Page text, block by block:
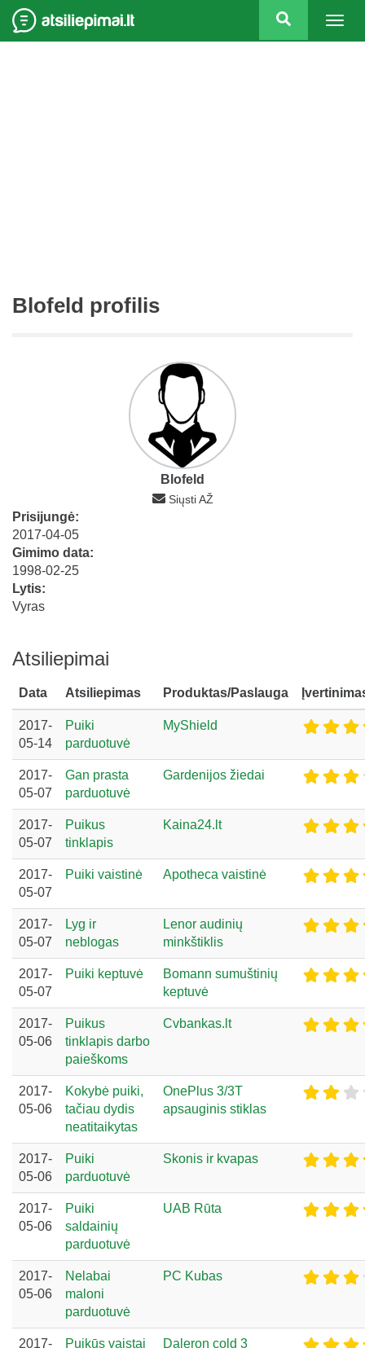
Blofeld profilis
Blofeld
Siųsti AŽ
Prisijungė:
2017-04-05
Gimimo data:
1998-02-25
Lytis:
Vyras
Atsiliepimai
Data Atsiliepimas Produktas/Paslauga
2017-
05-14
Puiki
parduotuvė
MyShield
2017-
05-07
Gan prasta
parduotuvė
Gardenijos žiedai
2017-
05-07
Puikus
tinklapis
Kaina24.lt
2017-
05-07
Puiki vaistinė Apotheca vaistinė
2017-
05-07
Lyg ir
neblogas
Lenor audinių
minkštiklis
2017-
05-07
Puiki keptuvė
Bomann sumuštinių
keptuvė
2017-
05-06
Puikus
tinklapis darbo
paieškoms
Cvbankas.lt
2017-
05-06
Kokybė puiki,
tačiau dydis
neatitaikytas
OnePlus 3/3T
apsauginis stiklas
2017-
05-06
Puiki
parduotuvė
Skonis ir kvapas
2017-
05-06
Puiki
saldainių
parduotuvė
UAB Rūta
2017-
05-06
Nelabai
maloni
parduotuvė
PC Kubas
2017-
Puikūs vaistai Daleron cold 3